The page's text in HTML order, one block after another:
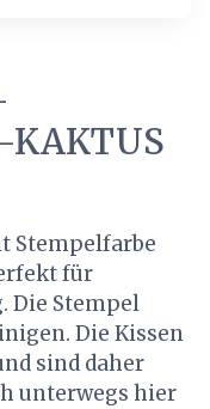
KAKTUS
Stempelfarbe
für
Die Stempel
Die Kissen
sind daher
unterwegs hier